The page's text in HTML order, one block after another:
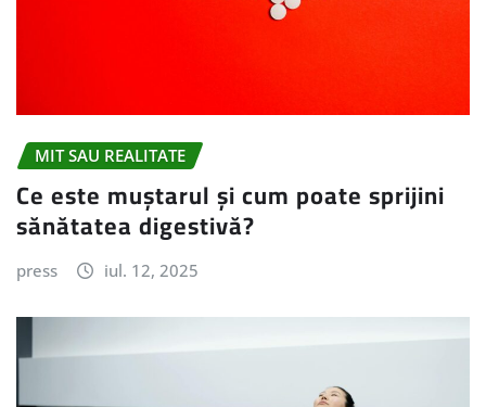
MIT SAU REALITATE
Ce este muștarul și cum poate sprijini
sănătatea digestivă?
press iul. 12, 2025